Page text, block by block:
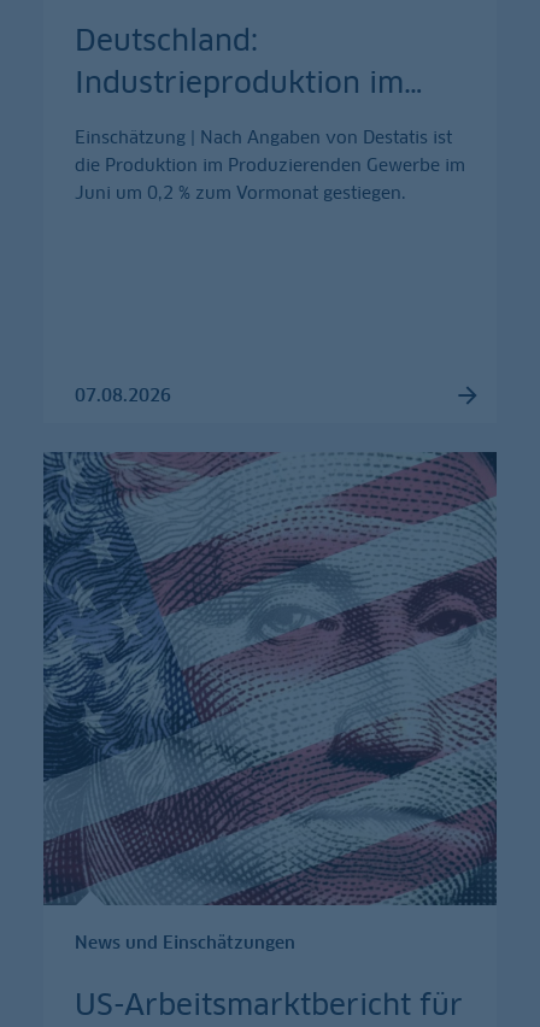
Deutschland:
Industrieproduktion im…
Einschätzung | Nach Angaben von Destatis ist
die Produktion im Produzierenden Gewerbe im
Juni um 0,2 % zum Vormonat gestiegen.
07.08.2026
News und Einschätzungen
US-Arbeitsmarktbericht für